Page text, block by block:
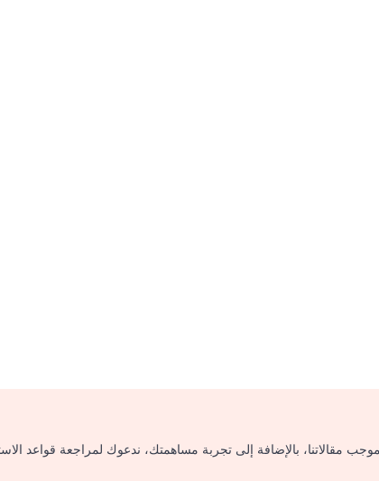
مقالاتنا، بالإضافة إلى تجربة مساهمتك، ندعوك لمراجعة قواعد